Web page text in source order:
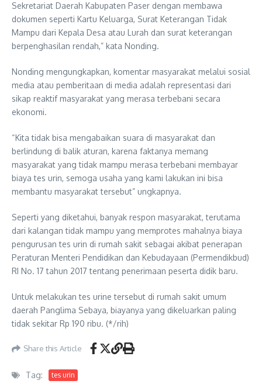
Sekretariat Daerah Kabupaten Paser dengan membawa
dokumen seperti Kartu Keluarga, Surat Keterangan Tidak
Mampu dari Kepala Desa atau Lurah dan surat keterangan
berpenghasilan rendah,” kata Nonding.
Nonding mengungkapkan, komentar masyarakat melalui sosial
media atau pemberitaan di media adalah representasi dari
sikap reaktif masyarakat yang merasa terbebani secara
ekonomi.
“Kita tidak bisa mengabaikan suara di masyarakat dan
berlindung di balik aturan, karena faktanya memang
masyarakat yang tidak mampu merasa terbebani membayar
biaya tes urin, semoga usaha yang kami lakukan ini bisa
membantu masyarakat tersebut” ungkapnya.
Seperti yang diketahui, banyak respon masyarakat, terutama
dari kalangan tidak mampu yang memprotes mahalnya biaya
pengurusan tes urin di rumah sakit sebagai akibat penerapan
Peraturan Menteri Pendidikan dan Kebudayaan (Permendikbud)
RI No. 17 tahun 2017 tentang penerimaan peserta didik baru.
Untuk melakukan tes urine tersebut di rumah sakit umum
daerah Panglima Sebaya, biayanya yang dikeluarkan paling
tidak sekitar Rp 190 ribu. (*/rih)
Share this Article
Tag: tes urin